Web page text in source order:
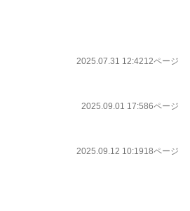
2025.07.31 12:4212ページ
2025.09.01 17:586ページ
2025.09.12 10:1918ページ